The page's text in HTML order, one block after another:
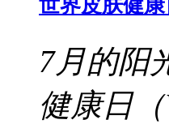
世界皮肤健
7月的阳
健康日